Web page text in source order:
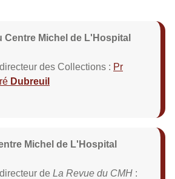
Centre Michel de L'Hospital
des Collections : Pr
Dubreuil
Michel de L'Hospital
de La Revue du CMH :